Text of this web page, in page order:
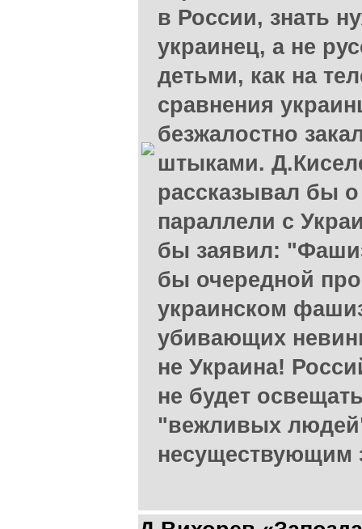
в России, знать
украинец, а не
детьми, как на
сравнения
безжалостно
штыками.
рассказывал бы
параллели с
бы заявил:
бы очередной
украинском
убивающих
не Украина!
не будет
"вежливых
несуществующим